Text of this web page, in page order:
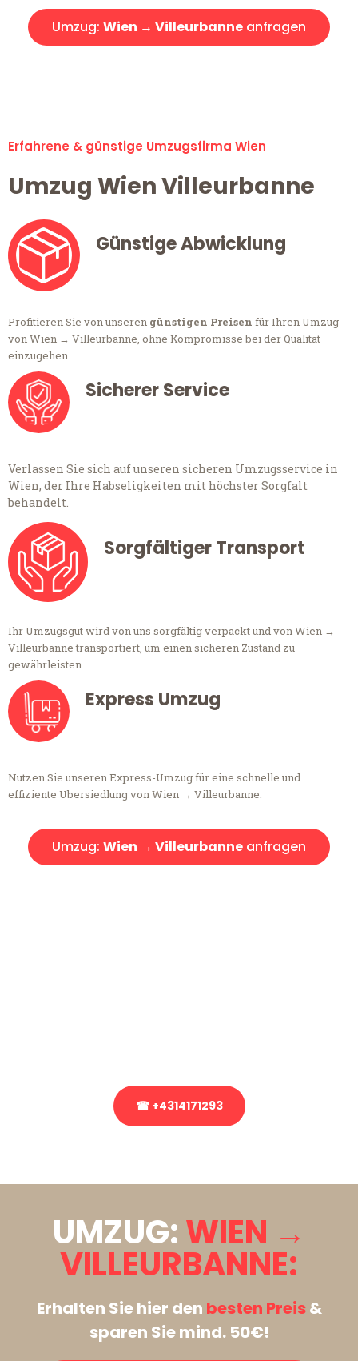
Umzug: Wien → Villeurbanne anfragen
Erfahrene & günstige Umzugsfirma Wien
Umzug Wien Villeurbanne
Günstige Abwicklung
Profitieren Sie von unseren günstigen Preisen für Ihren Umzug
von Wien → Villeurbanne, ohne Kompromisse bei der Qualität
einzugehen.
Sicherer Service
Verlassen Sie sich auf unseren sicheren Umzugsservice in
Wien, der Ihre Habseligkeiten mit höchster Sorgfalt
behandelt.
Sorgfältiger Transport
Ihr Umzugsgut wird von uns sorgfältig verpackt und von Wien →
Villeurbanne transportiert, um einen sicheren Zustand zu
gewährleisten.
Express Umzug
Nutzen Sie unseren Express-Umzug für eine schnelle und
effiziente Übersiedlung von Wien → Villeurbanne.
Umzug: Wien → Villeurbanne anfragen
☎ +4314171293
UMZUG:WIEN →
VILLEURBANNE:
Erhalten Sie hier den besten Preis&
sparen Sie mind. 50€!